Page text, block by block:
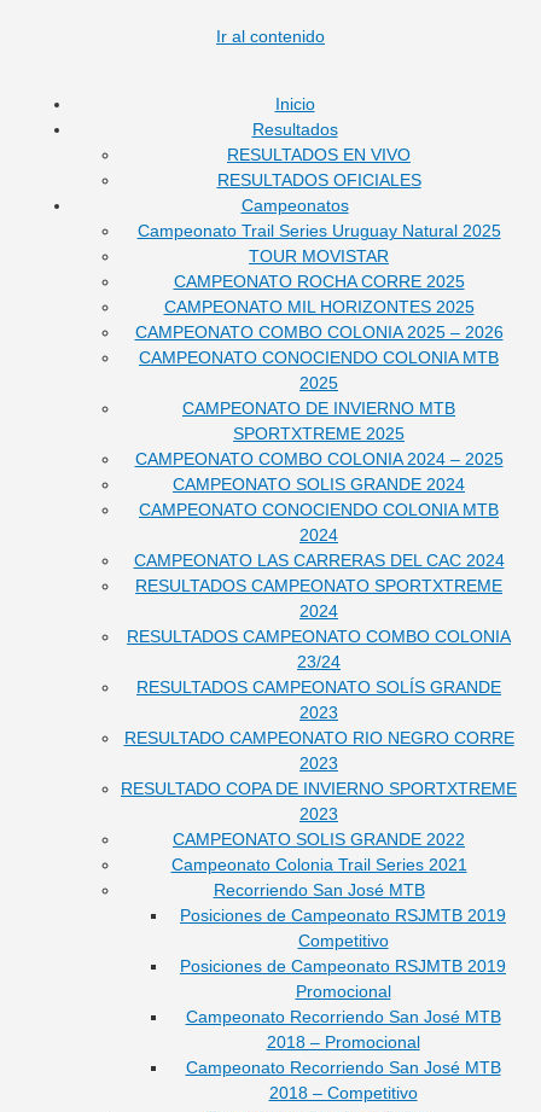
Ir al contenido
Inicio
Resultados
RESULTADOS EN VIVO
RESULTADOS OFICIALES
Campeonatos
Campeonato Trail Series Uruguay Natural 2025
TOUR MOVISTAR
CAMPEONATO ROCHA CORRE 2025
CAMPEONATO MIL HORIZONTES 2025
CAMPEONATO COMBO COLONIA 2025 – 2026
CAMPEONATO CONOCIENDO COLONIA MTB
2025
CAMPEONATO DE INVIERNO MTB
SPORTXTREME 2025
CAMPEONATO COMBO COLONIA 2024 – 2025
CAMPEONATO SOLIS GRANDE 2024
CAMPEONATO CONOCIENDO COLONIA MTB
2024
CAMPEONATO LAS CARRERAS DEL CAC 2024
RESULTADOS CAMPEONATO SPORTXTREME
2024
RESULTADOS CAMPEONATO COMBO COLONIA
23/24
RESULTADOS CAMPEONATO SOLÍS GRANDE
2023
RESULTADO CAMPEONATO RIO NEGRO CORRE
2023
RESULTADO COPA DE INVIERNO SPORTXTREME
2023
CAMPEONATO SOLIS GRANDE 2022
Campeonato Colonia Trail Series 2021
Recorriendo San José MTB
Posiciones de Campeonato RSJMTB 2019
Competitivo
Posiciones de Campeonato RSJMTB 2019
Promocional
Campeonato Recorriendo San José MTB
2018 – Promocional
Campeonato Recorriendo San José MTB
2018 – Competitivo